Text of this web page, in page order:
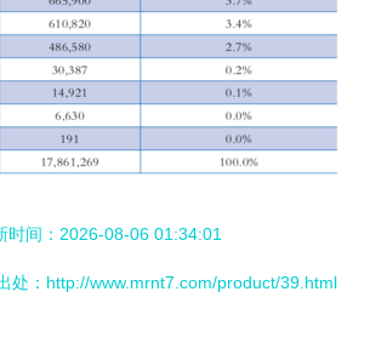
时间：2026-08-06 01:34:01
处：http://www.mrnt7.com/product/39.html